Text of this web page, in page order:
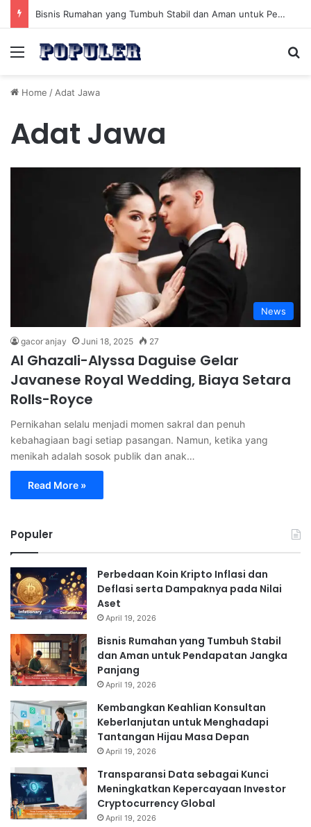
Bisnis Rumahan yang Tumbuh Stabil dan Aman untuk Pendapatan Jangka Panjang
Menu
Home / Adat Jawa
Adat Jawa
News
gacor anjay Juni 18, 2025 27
Al Ghazali-Alyssa Daguise Gelar
Javanese Royal Wedding, Biaya Setara
Rolls-Royce
Pernikahan selalu menjadi momen sakral dan penuh
kebahagiaan bagi setiap pasangan. Namun, ketika yang
menikah adalah sosok publik dan anak…
Read More »
Populer
Perbedaan Koin Kripto Inflasi dan
Deflasi serta Dampaknya pada Nilai
Aset
April 19, 2026
Bisnis Rumahan yang Tumbuh Stabil
dan Aman untuk Pendapatan Jangka
Panjang
April 19, 2026
Kembangkan Keahlian Konsultan
Keberlanjutan untuk Menghadapi
Tantangan Hijau Masa Depan
April 19, 2026
Transparansi Data sebagai Kunci
Meningkatkan Kepercayaan Investor
Cryptocurrency Global
April 19, 2026